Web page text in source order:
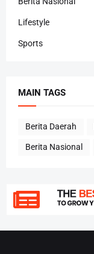
Lifestyle
Sports
MAIN TAGS
Berita Daerah
Berita Nasional